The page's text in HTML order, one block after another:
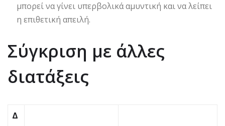
μπορεί να γίνει υπερβολικά αμυντική και να λείπει
η επιθετική απειλή.
Σύγκριση με άλλες
διατάξεις
Δ